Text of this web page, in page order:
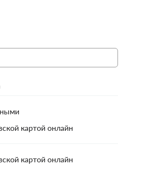
картой онлайн
картой онлайн